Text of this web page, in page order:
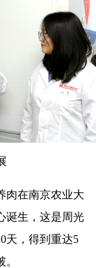
肉在南京农业大
诞生，这是周光
天，得到重达5